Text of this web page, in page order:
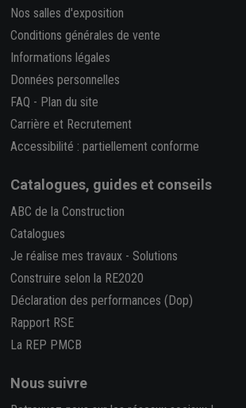
Nos salles d'exposition
Conditions générales de vente
Informations légales
Données personnelles
FAQ - Plan du site
Carrière et Recrutement
Accessibilité : partiellement conforme
Catalogues, guides et conseils
ABC de la Construction
Catalogues
Je réalise mes travaux - Solutions
Construire selon la RE2020
Déclaration des performances (Dop)
Rapport RSE
La REP PMCB
Nous suivre